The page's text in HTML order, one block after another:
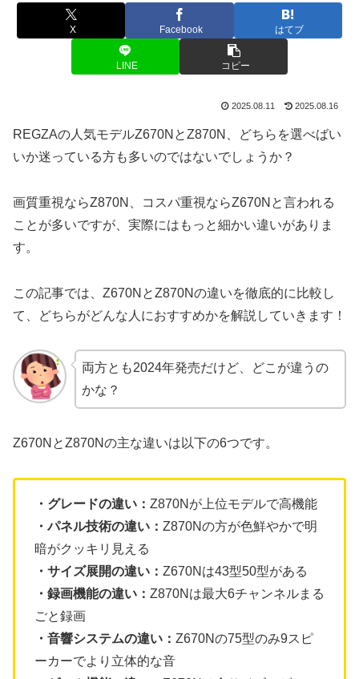
X Facebook はてブ
LINE コピー
2025.08.11 2025.08.16
REGZAの人気モデルZ670NとZ870N、どちらを選べばい
いか迷っている方も多いのではないでしょうか？
画質重視ならZ870N、コスパ重視ならZ670Nと言われる
ことが多いですが、実際にはもっと細かい違いがありま
す。
この記事では、Z670NとZ870Nの違いを徹底的に比較し
て、どちらがどんな人におすすめかを解説していきます！
両方とも2024年発売だけど、どこが違うの
かな？
Z670NとZ870Nの主な違いは以下の6つです。
・グレードの違い： Z870Nが上位モデルで高機能
・パネル技術の違い： Z870Nの方が色鮮やかで明
暗がクッキリ見える
・サイズ展開の違い： Z670Nは43型50型がある
・録画機能の違い： Z870Nは最大6チャンネルまる
ごと録画
・音響システムの違い： Z670Nの75型のみ9スピ
ーカーでより立体的な音